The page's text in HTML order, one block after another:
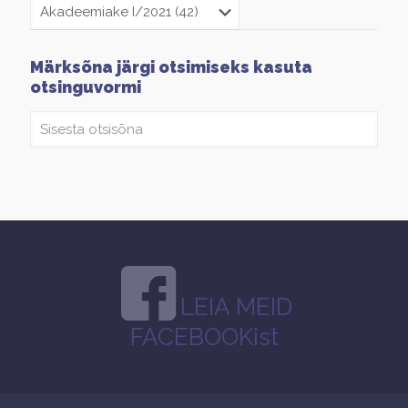
Märksõna järgi otsimiseks kasuta
otsinguvormi
LEIA MEID
FACEBOOKist